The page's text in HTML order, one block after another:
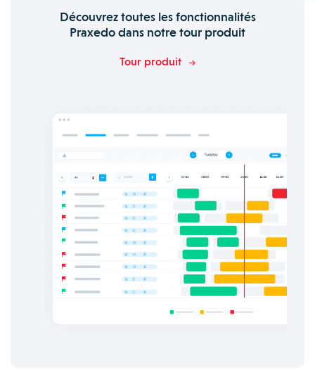
Découvrez toutes les fonctionnalités
Praxedo dans notre tour produit
Tour produit